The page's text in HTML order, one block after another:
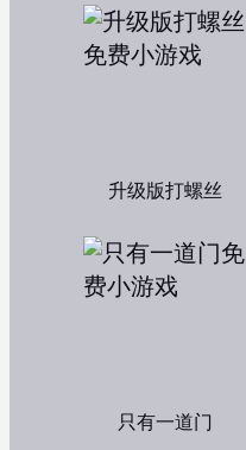
升级版打螺丝
只有一道门